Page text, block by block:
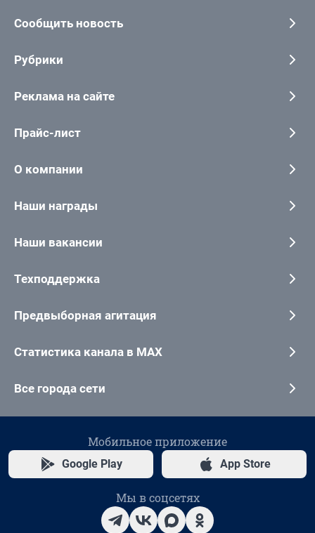
Сообщить новость
Рубрики
Реклама на сайте
Прайс-лист
О компании
Наши награды
Наши вакансии
Техподдержка
Предвыборная агитация
Статистика канала в MAX
Все города сети
Мобильное приложение
Google Play App Store
Мы в соцсетях